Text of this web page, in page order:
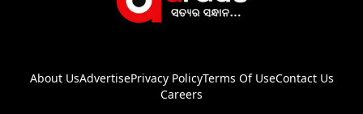
About UsAdvertisePrivacy PolicyTerms Of UseContact Us
Careers